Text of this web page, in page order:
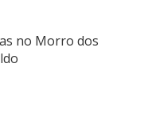
no Morro dos